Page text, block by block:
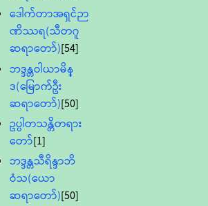
ဒေါက်တာအရှင်ဉာ
ဏိဿရ(သီတဂူ
ဆရာတော်)[54]
ဘဒ္ဒန္တဝါယာမိန္
ဒ(မြောက်ဦး
ဆရာတော်)[50]
ဥပ္ပါတသန္တိတရား
တော်[1]
ဘဒ္ဒန္တသီရိန္ဒာဘိ
ဝံသ(ယော
ဆရာတော်)[50]